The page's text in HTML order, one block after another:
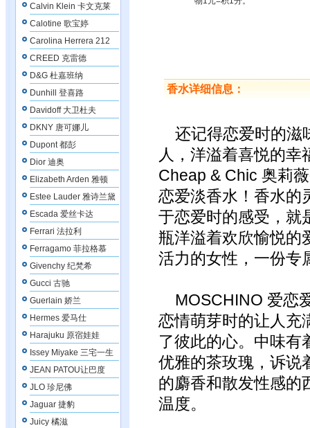
Calvin Klein 卡文克莱
Calotine 歌宝婷
Carolina Herrera 212
CREED 克雷德
D&G 杜嘉班纳
Dunhill 登喜路
Davidoff 大卫杜夫
DKNY 唐可娜儿
Dupont 都彭
Dior 迪奥
Elizabeth Arden 雅顿
Estee Lauder 雅诗兰黛
Escada 爱丝卡达
Ferrari 法拉利
Ferragamo 菲拉格慕
Givenchy 纪梵希
Gucci 古驰
Guerlain 娇兰
Hermes 爱马仕
Harajuku 原宿娃娃
Issey Miyake 三宅一生
JEAN PATOU让巴度
JLO 珍尼佛
Jaguar 捷豹
Juicy 橘滋
香水详细信息：
还记得恋爱时的滋
人，洋溢着喜悦的
Cheap & Chic 奥莉
恋爱淡香水！香水的
于恋爱时的感受，就
瓶洋溢着欢欣愉悦的
活力的女性，一份专
MOSCHINO 爱恋
恋情萌芽时的让人充
了彼此的心。中味有
优雅的茶玫瑰，诉说
的麝香和散发性感的
温度。